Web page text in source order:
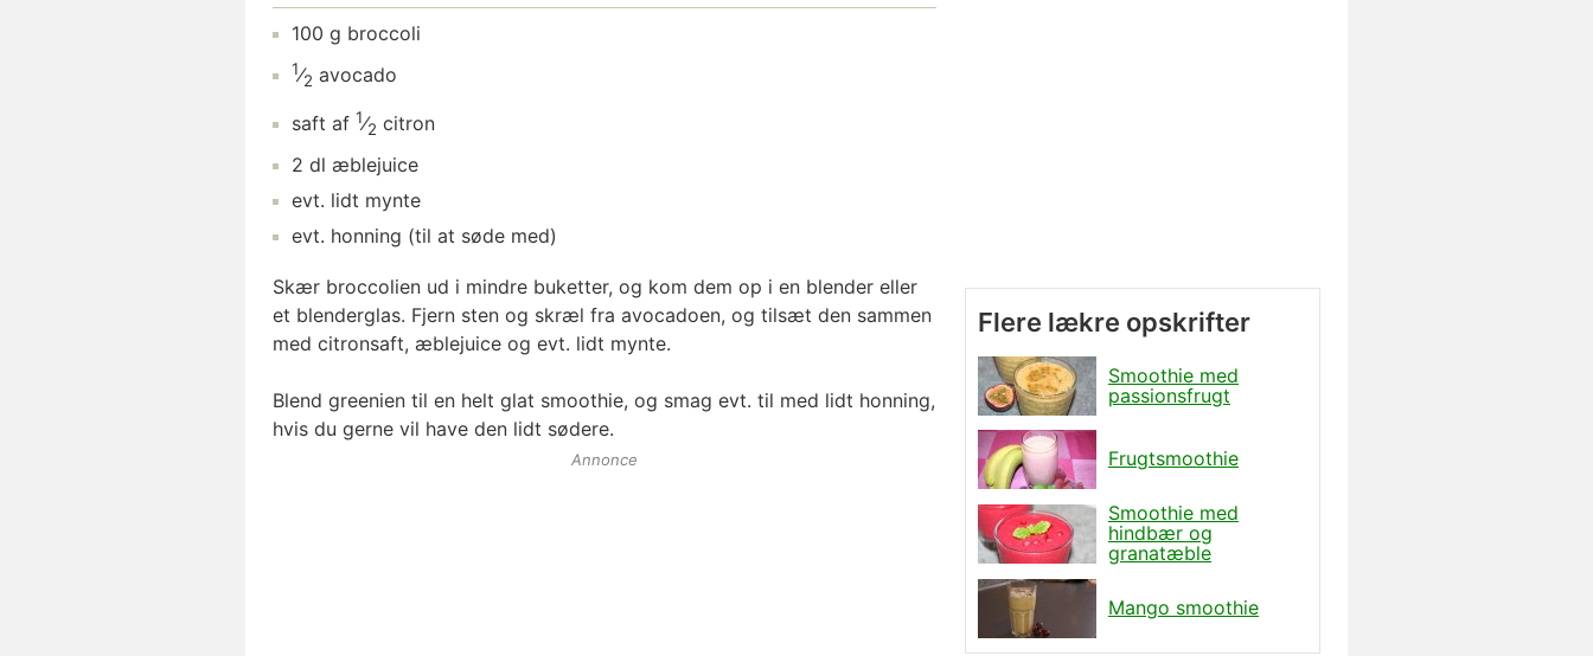
100 g broccoli
1⁄2 avocado
saft af 1⁄2 citron
2 dl æblejuice
evt. lidt mynte
evt. honning (til at søde med)
Skær broccolien ud i mindre buketter, og kom dem op i en blender eller
et blenderglas. Fjern sten og skræl fra avocadoen, og tilsæt den sammen
med citronsaft, æblejuice og evt. lidt mynte.
Blend greenien til en helt glat smoothie, og smag evt. til med lidt honning,
hvis du gerne vil have den lidt sødere.
Annonce
Flere lækre opskrifter
Smoothie med
passionsfrugt
Frugtsmoothie
Smoothie med
hindbær og
granatæble
Mango smoothie